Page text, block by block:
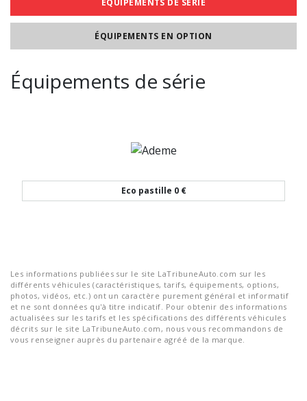
ÉQUIPEMENTS EN OPTION
Équipements de série
Eco pastille 0 €
Les informations publiées sur le site LaTribuneAuto.com sur les
différents véhicules (caractéristiques, tarifs, équipements, options,
photos, vidéos, etc.) ont un caractère purement général et informatif
et ne sont données qu'à titre indicatif. Pour obtenir des informations
actualisées sur les tarifs et les spécifications des différents véhicules
décrits sur le site LaTribuneAuto.com, nous vous recommandons de
vous renseigner auprès du partenaire agréé de la marque.